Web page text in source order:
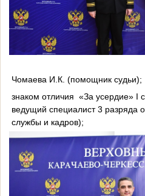
Чомаева И.К. (помощник судьи);
знаком отличия «За усердие» I
ведущий специалист 3 разряда
службы и кадров);